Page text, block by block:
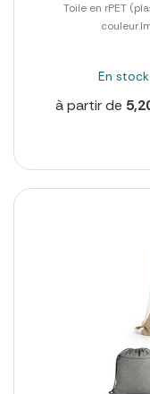
Toile en rPET
En
à partir de